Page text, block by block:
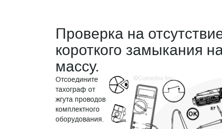
Проверка на
короткого замыкания
массу.
Отсоедините
тахограф от
жгута проводов
комплектного
оборудования.